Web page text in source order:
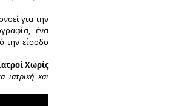
για την
ένα
την είσοδο
Χωρίς
ιατρική και